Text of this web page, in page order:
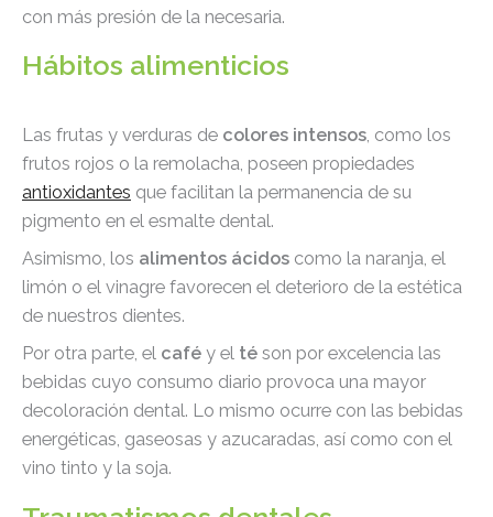
con más presión de la necesaria.
Hábitos alimenticios
Las frutas y verduras de colores intensos , como los
frutos rojos o la remolacha, poseen propiedades
antioxidantes que facilitan la permanencia de su
pigmento en el esmalte dental.
Asimismo, los alimentos ácidos como la naranja, el
limón o el vinagre favorecen el deterioro de la estética
de nuestros dientes.
Por otra parte, el café y el té son por excelencia las
bebidas cuyo consumo diario provoca una mayor
decoloración dental. Lo mismo ocurre con las bebidas
energéticas, gaseosas y azucaradas, así como con el
vino tinto y la soja.